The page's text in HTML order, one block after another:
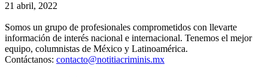
21 abril, 2022
Somos un grupo de profesionales comprometidos con llevarte
información de interés nacional e internacional. Tenemos el mejor
equipo, columnistas de México y Latinoamérica.
Contáctanos: contacto@notitiacriminis.mx